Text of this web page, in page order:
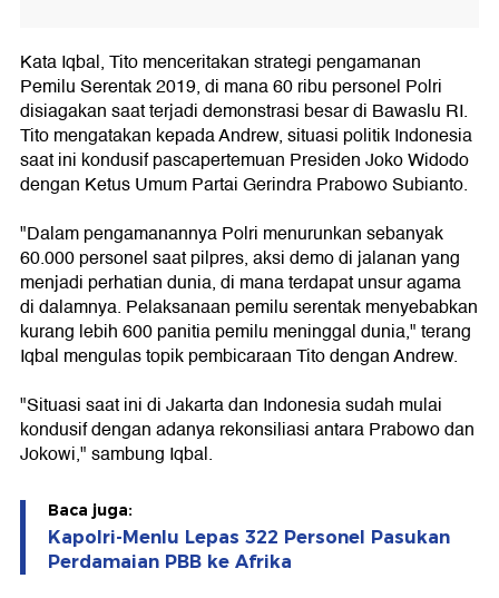
Kata Iqbal, Tito menceritakan strategi pengamanan
Pemilu Serentak 2019, di mana 60 ribu personel Polri
disiagakan saat terjadi demonstrasi besar di Bawaslu RI.
Tito mengatakan kepada Andrew, situasi politik Indonesia
saat ini kondusif pascapertemuan Presiden Joko Widodo
dengan Ketus Umum Partai Gerindra Prabowo Subianto.
"Dalam pengamanannya Polri menurunkan sebanyak
60.000 personel saat pilpres, aksi demo di jalanan yang
menjadi perhatian dunia, di mana terdapat unsur agama
di dalamnya. Pelaksanaan pemilu serentak menyebabkan
kurang lebih 600 panitia pemilu meninggal dunia," terang
Iqbal mengulas topik pembicaraan Tito dengan Andrew.
"Situasi saat ini di Jakarta dan Indonesia sudah mulai
kondusif dengan adanya rekonsiliasi antara Prabowo dan
Jokowi," sambung Iqbal.
Baca juga:
Kapolri-Menlu Lepas 322 Personel Pasukan
Perdamaian PBB ke Afrika